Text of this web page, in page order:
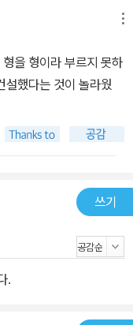
을 뒤에 한남서림에서 다
. 이는 대부분의 국어
는 청소년 독자들에게
끌어내는 김선배 작가
운 이미지를 선사하며
값진 가치를 지닌 우리
소년들에게 외면당하
획 출간되어 온 것이 바
우리 고전을 누구나
을 형이라 부르지 못하
설했다는 것이 놀라웠
쓰기
.